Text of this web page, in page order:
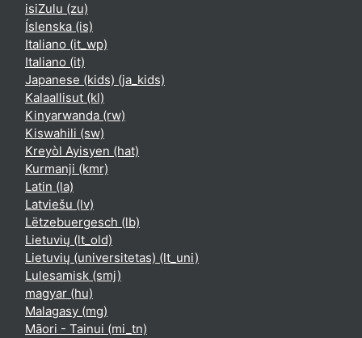
isiZulu ‎(zu)‎
Íslenska ‎(is)‎
Italiano ‎(it_wp)‎
Italiano ‎(it)‎
Japanese (kids) ‎(ja_kids)‎
Kalaallisut ‎(kl)‎
Kinyarwanda ‎(rw)‎
Kiswahili ‎(sw)‎
Kreyòl Ayisyen ‎(hat)‎
Kurmanji ‎(kmr)‎
Latin ‎(la)‎
Latviešu ‎(lv)‎
Lëtzebuergesch ‎(lb)‎
Lietuvių ‎(lt_old)‎
Lietuvių (universitetas) ‎(lt_uni)‎
Lulesamisk ‎(smj)‎
magyar ‎(hu)‎
Malagasy ‎(mg)‎
Māori - Tainui ‎(mi_tn)‎